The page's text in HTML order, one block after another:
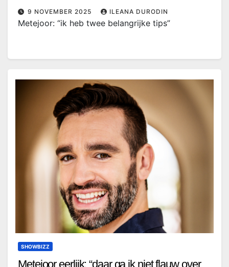
9 NOVEMBER 2025 ILEANA DURODIN
Metejoor: “ik heb twee belangrijke tips”
SHOWBIZZ
Metejoor eerlijk: “daar ga ik niet flauw over